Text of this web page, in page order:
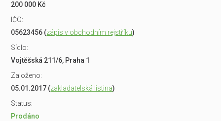
200 000 Kč
IČO:
05623456 (zápis v obchodním rejstříku)
Sídlo:
Vojtěšská 211/6, Praha 1
Založeno:
05.01.2017 (zakladatelská listina)
Status:
Prodáno